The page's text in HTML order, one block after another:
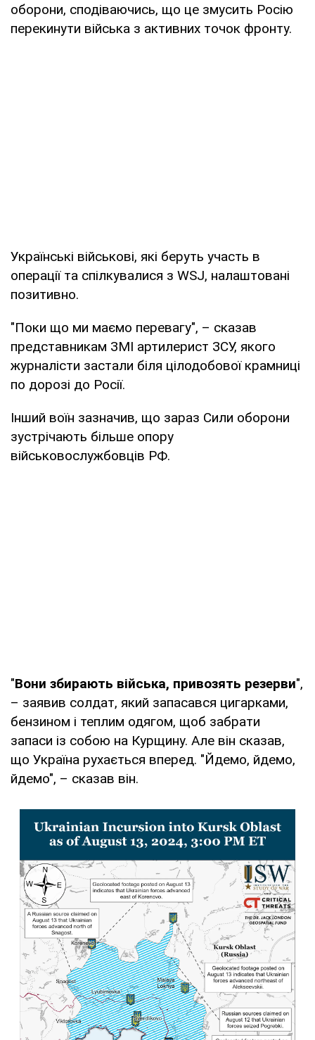
оборони, сподіваючись, що це змусить Росію
перекинути війська з активних точок фронту.
Українські військові, які беруть участь в
операції та спілкувалися з WSJ, налаштовані
позитивно.
"Поки що ми маємо перевагу", – сказав
представникам ЗМІ артилерист ЗСУ, якого
журналісти застали біля цілодобової крамниці
по дорозі до Росії.
Інший воїн зазначив, що зараз Сили оборони
зустрічають більше опору
військовослужбовців РФ.
"Вони збирають війська, привозять резерви",
– заявив солдат, який запасався цигарками,
бензином і теплим одягом, щоб забрати
запаси із собою на Курщину. Але він сказав,
що Україна рухається вперед. "Йдемо, йдемо,
йдемо", – сказав він.